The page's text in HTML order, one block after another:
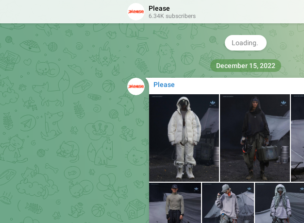
Please
6.34K subscribers
Telfar x Eastpak FW ‘22
Please
December 15, 2022